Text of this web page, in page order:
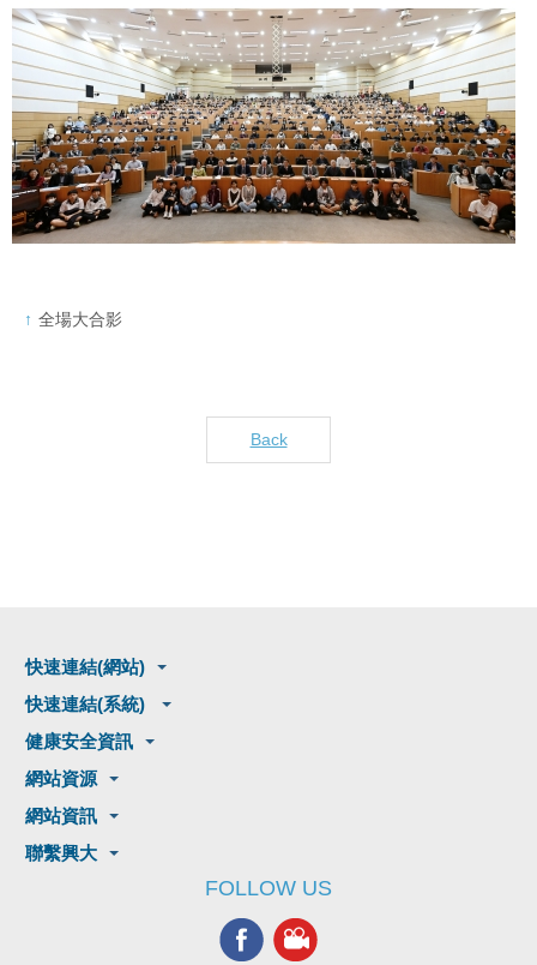
全場大合影
Back
快速連結(網站)
快速連結(系統)
健康安全資訊
網站資源
網站資訊
聯繫興大
FOLLOW US